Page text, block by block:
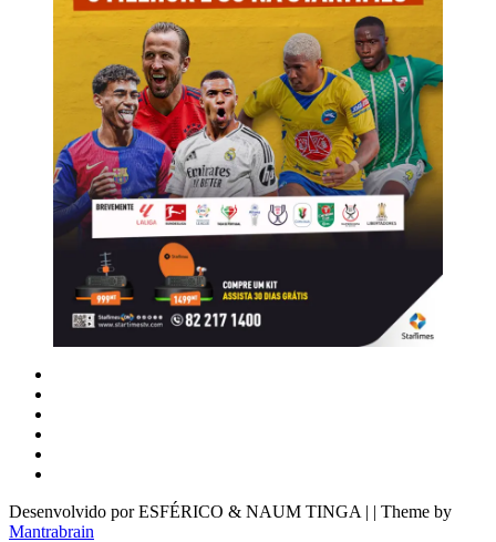
Desenvolvido por ESFÉRICO & NAUM TINGA | | Theme by
Mantrabrain